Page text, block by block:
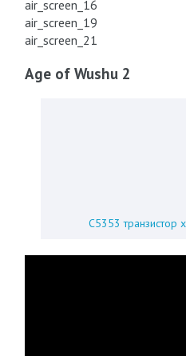
air_screen_16
air_screen_19
air_screen_21
Age of Wushu 2
C5353 транзистор